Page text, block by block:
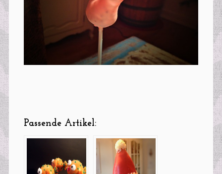
Passende Artikel: